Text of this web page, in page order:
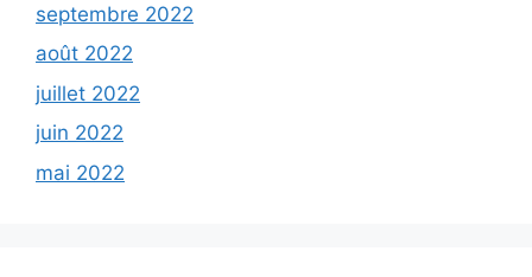
septembre 2022
août 2022
juillet 2022
juin 2022
mai 2022